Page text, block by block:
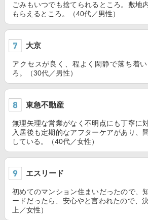
ごみもいつでも捨てられるところ。敷地
もらえるところ。（40代／男性）
大京
アクセスが良く、程よく閑静で落ち着
ろ。（30代／男性）
東急不動産
無理矢理な営業がなく不明点にも丁寧に
入居後も定期的なアフターケアがあり、
している。（40代／女性）
エスリード
初めてのマンション住まいだったので、
ードだったら、安心やと言われたので、
上／女性）